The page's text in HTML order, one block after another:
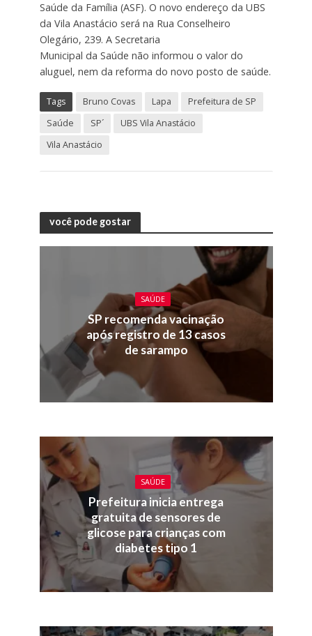
Saúde da Família (ASF). O novo endereço da UBS
da Vila Anastácio será na Rua Conselheiro
Olegário, 239. A Secretaria
Municipal da Saúde não informou o valor do
aluguel, nem da reforma do novo posto de saúde.
Tags Bruno Covas Lapa
Prefeitura de SP
Saúde
SP´
UBS Vila Anastácio
Vila Anastácio
você pode gostar
SAÚDE
SP recomenda vacinação
após registro de 13 casos
de sarampo
SAÚDE
Prefeitura inicia entrega
gratuita de sensores de
glicose para crianças com
diabetes tipo 1